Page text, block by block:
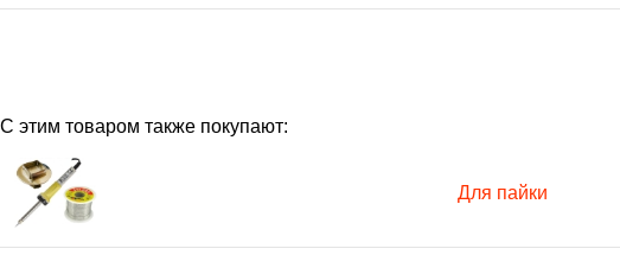
С этим товаром также покупают:
Для пайки